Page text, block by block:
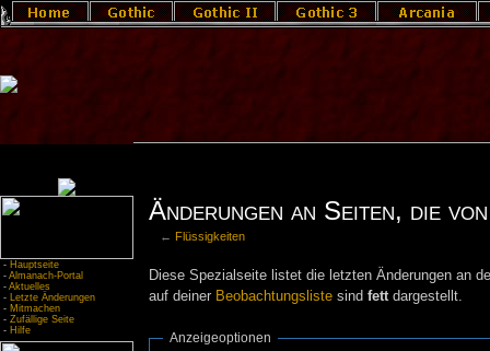
- Hauptseite
- Almanach-Portal
- Aktuelles
- Letzte Änderungen
- Mitmachen
- Zufällige Seite
- Hilfe
Änderungen an Seiten, die
← Flüssigkeiten
Diese Spezialseite listet die letzten Änderungen an
auf deiner Beobachtungslistesind fettdargestellt.
Anzeigeoptionen